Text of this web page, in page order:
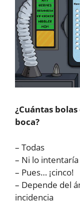
¿Cuántas
boca?
– Todas
– Ni lo intentaría
– Pues… ¡cinco!
– Depende del
incidencia